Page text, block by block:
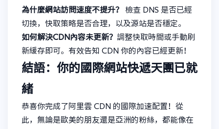
為什麼網站訪問速度不提升？
檢查 DNS 是否已經
切換，快取策略是否合理，以及源站是否穩定。
如何解決CDN內容未更新？ 調整快取時間或手動刷
新緩存即可。有效告知 CDN 你的內容已經更新！
結語：你的國際網站快遞天團已就
緒
恭喜你完成了阿里雲 CDN 的國際加速配置！從
此，無論是歐美的朋友還是亞洲的粉絲，都能像在